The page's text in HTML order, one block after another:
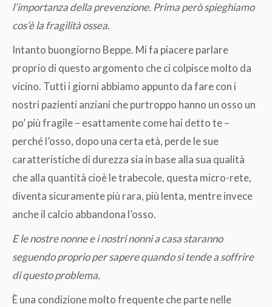
l’importanza della prevenzione. Prima però spieghiamo
cos’è la fragilità ossea.
Intanto buongiorno Beppe. Mi fa piacere parlare
proprio di questo argomento che ci colpisce molto da
vicino. Tutti i giorni abbiamo appunto da fare con i
nostri pazienti anziani che purtroppo hanno un osso un
po’ più fragile – esattamente come hai detto te –
perché l’osso, dopo una certa età, perde le sue
caratteristiche di durezza sia in base alla sua qualità
che alla quantità cioè le trabecole, questa micro-rete,
diventa sicuramente più rara, più lenta, mentre invece
anche il calcio abbandona l’osso.
E le nostre nonne e i nostri nonni a casa staranno
seguendo proprio per sapere quando si tende a soffrire
di questo problema.
È una condizione molto frequente che parte nelle